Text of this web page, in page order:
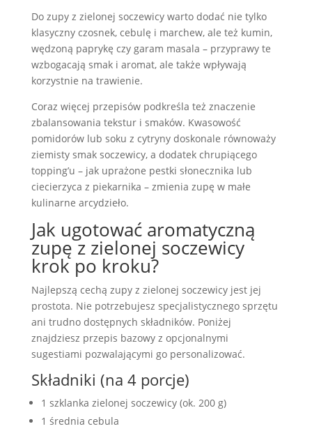
Do zupy z zielonej soczewicy warto dodać nie tylko
klasyczny czosnek, cebulę i marchew, ale też kumin,
wędzoną paprykę czy garam masala – przyprawy te
wzbogacają smak i aromat, ale także wpływają
korzystnie na trawienie.
Coraz więcej przepisów podkreśla też znaczenie
zbalansowania tekstur i smaków. Kwasowość
pomidorów lub soku z cytryny doskonale równoważy
ziemisty smak soczewicy, a dodatek chrupiącego
topping’u – jak uprażone pestki słonecznika lub
ciecierzyca z piekarnika – zmienia zupę w małe
kulinarne arcydzieło.
Jak ugotować aromatyczną
zupę z zielonej soczewicy
krok po kroku?
Najlepszą cechą zupy z zielonej soczewicy jest jej
prostota. Nie potrzebujesz specjalistycznego sprzętu
ani trudno dostępnych składników. Poniżej
znajdziesz przepis bazowy z opcjonalnymi
sugestiami pozwalającymi go personalizować.
Składniki (na 4 porcje)
1 szklanka zielonej soczewicy (ok. 200 g)
1 średnia cebula